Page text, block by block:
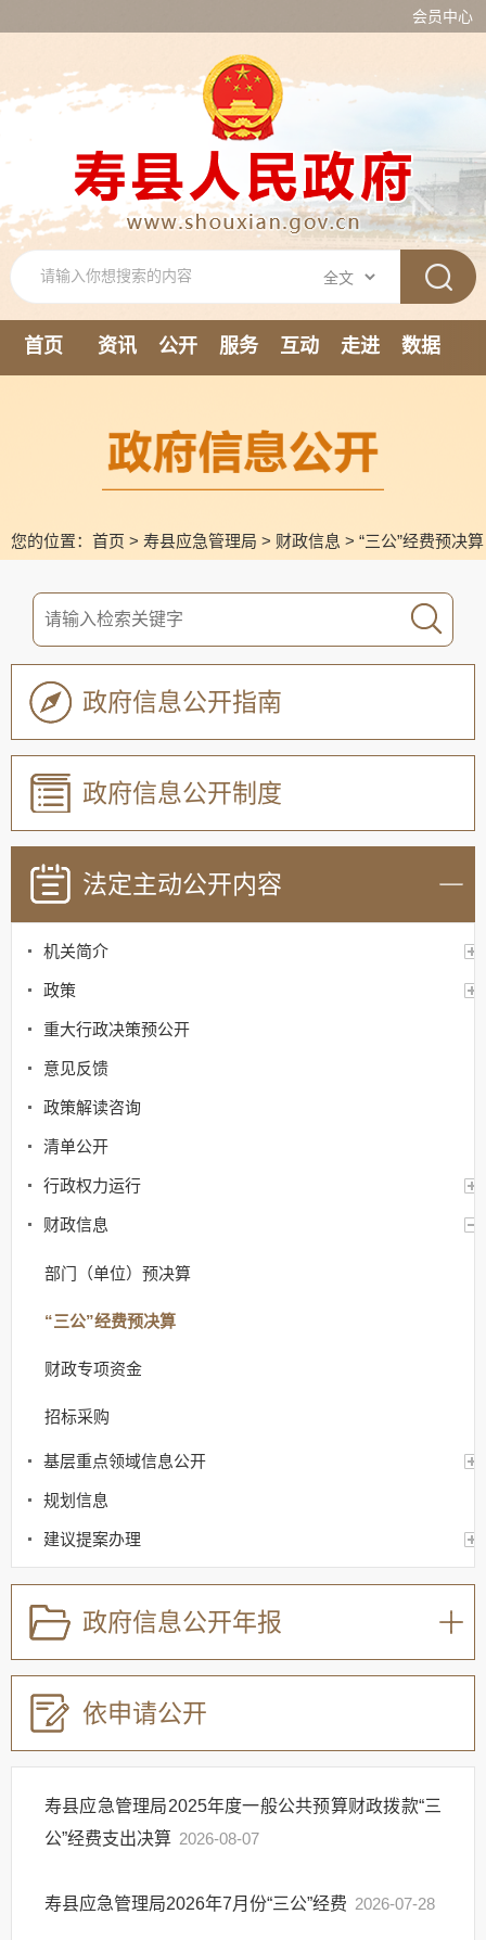
会员中心
首页 资讯 公开 服务 互动 走进
数据
您的位置： 首页 > 寿县应急管理局 > 财政信息 > “三公”经费预决算
政府信息公开指南
政府信息公开制度
法定主动公开内容
机关简介
政策
重大行政决策预公开
意见反馈
政策解读咨询
清单公开
行政权力运行
财政信息
部门（单位）预决算
“三公”经费预决算
财政专项资金
招标采购
基层重点领域信息公开
规划信息
建议提案办理
应急管理
回应关切
监督保障
其他法定信息
政府信息公开年报
依申请公开
寿县应急管理局2025年度一般公共预算财政拨款“三
公”经费支出决算 2026-08-07
寿县应急管理局2026年7月份“三公”经费 2026-07-28